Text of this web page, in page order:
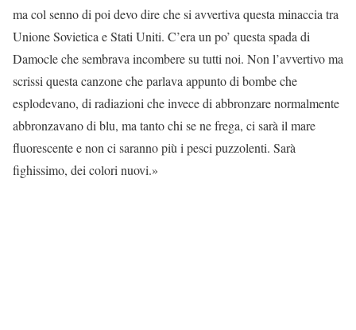
ma col senno di poi devo dire che si avvertiva questa minaccia tra
Unione Sovietica e Stati Uniti. C’era un po’ questa spada di
Damocle che sembrava incombere su tutti noi. Non l’avvertivo ma
scrissi questa canzone che parlava appunto di bombe che
esplodevano, di radiazioni che invece di abbronzare normalmente
abbronzavano di blu, ma tanto chi se ne frega, ci sarà il mare
fluorescente e non ci saranno più i pesci puzzolenti. Sarà
fighissimo, dei colori nuovi.»